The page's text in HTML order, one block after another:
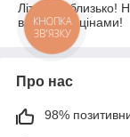
Літо вже близько!
вигідними цінами!
Про нас
98%
КНОПКА
ЗВ'ЯЗКУ